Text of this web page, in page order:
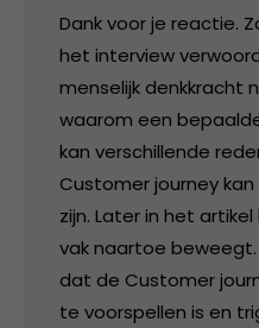
Dank voor je reactie.
het interview
menselijk denkkracht
waarom een
kan verschillende
Customer journey
zijn. Later in het
vak naartoe
dat de Customer
te voorspellen is en